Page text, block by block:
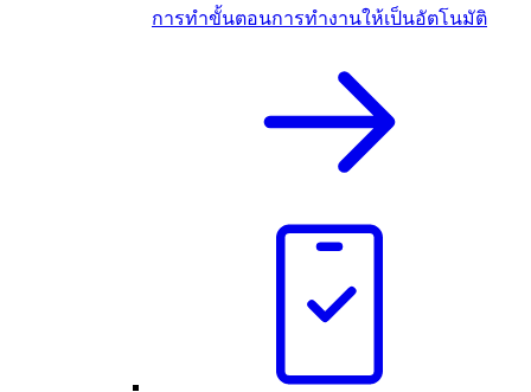
การทำขั้นตอนการทำงานให้เป็นอัตโนมัติ